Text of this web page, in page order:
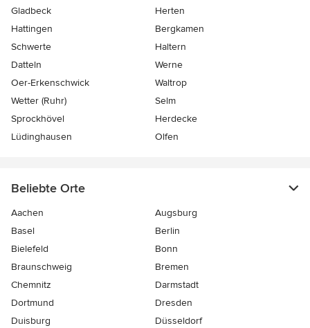
Gladbeck
Herten
Hattingen
Bergkamen
Schwerte
Haltern
Datteln
Werne
Oer-Erkenschwick
Waltrop
Wetter (Ruhr)
Selm
Sprockhövel
Herdecke
Lüdinghausen
Olfen
Beliebte Orte
Aachen
Augsburg
Basel
Berlin
Bielefeld
Bonn
Braunschweig
Bremen
Chemnitz
Darmstadt
Dortmund
Dresden
Duisburg
Düsseldorf